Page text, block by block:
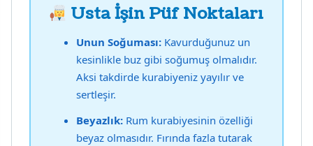
Usta İşin Püf Noktaları
Unun Soğuması: Kavurduğunuz un
kesinlikle buz gibi soğumuş olmalıdır.
Aksi takdirde kurabiyeniz yayılır ve
sertleşir.
Beyazlık: Rum kurabiyesinin özelliği
beyaz olmasıdır. Fırında fazla tutarak